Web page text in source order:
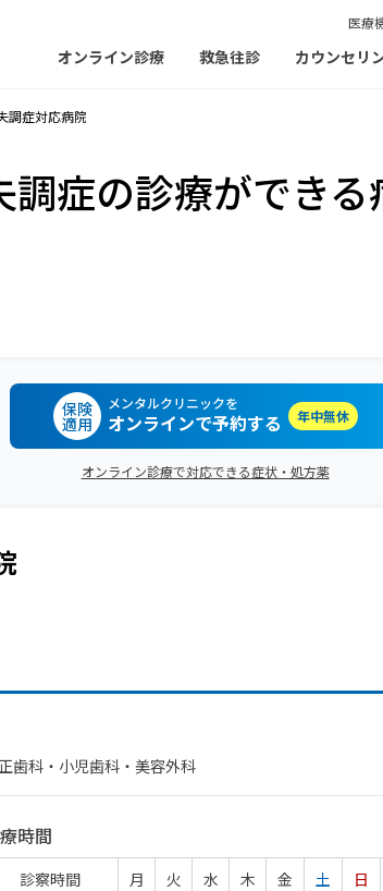
医療
オンライン診療 救急往診 カウンセリ
調症対応病院
症の診療ができる
保険
適用
メンタルクリニックを
オンラインで予約する 年中無休
オンライン診療で対応できる症状・処方薬
歯科・​小児歯科・​美容外科
時間
診察時間 月 火 水 木 金 土
日